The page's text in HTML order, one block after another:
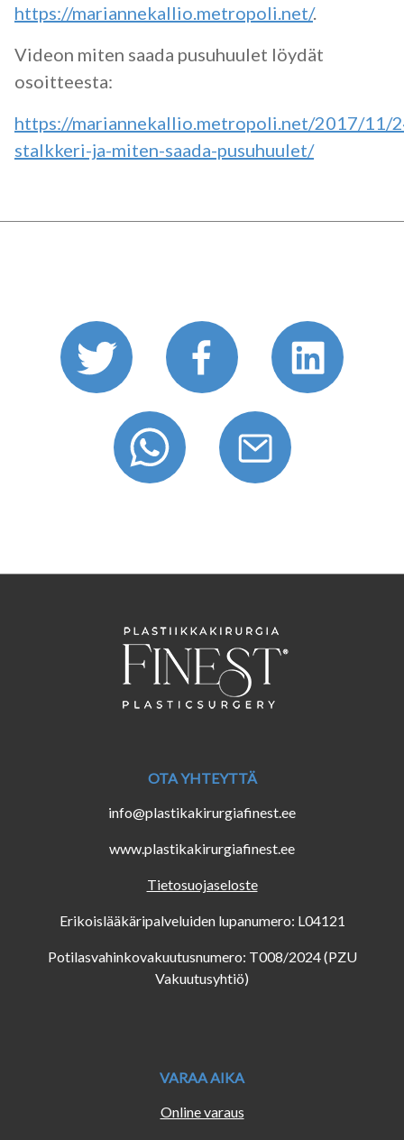
https://mariannekallio.metropoli.net/.
Videon miten saada pusuhuulet löydät
osoitteesta:
https://mariannekallio.metropoli.net/2017/11/
stalkkeri-ja-miten-saada-pusuhuulet/
OTA YHTEYTTÄ
info@plastikakirurgiafinest.ee
www.plastikakirurgiafinest.ee
Tietosuojaseloste
Erikoislääkäripalveluiden lupanumero: L04121
Potilasvahinkovakuutusnumero: T008/2024 (PZU
Vakuutusyhtiö)
VARAA AIKA
Online varaus